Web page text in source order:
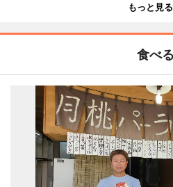
もっと見る
食べる